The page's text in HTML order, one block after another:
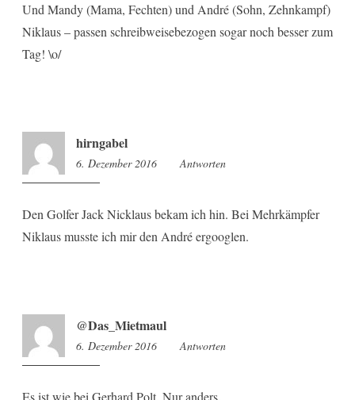
Und Mandy (Mama, Fechten) und André (Sohn, Zehnkampf)
Niklaus – passen schreibweisebezogen sogar noch besser zum
Tag! \o/
hirngabel
6. Dezember 2016 9:24
Antworten
Den Golfer Jack Nicklaus bekam ich hin. Bei Mehrkämpfer
Niklaus musste ich mir den André ergooglen.
@Das_Mietmaul
6. Dezember 2016 9:25
Antworten
Es ist wie bei Gerhard Polt. Nur anders.